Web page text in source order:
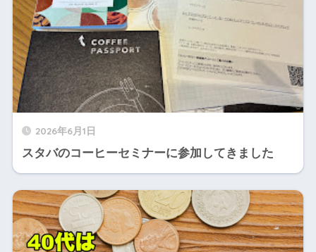
2026年6月1日
スタバのコーヒーセミナーに参加してきました